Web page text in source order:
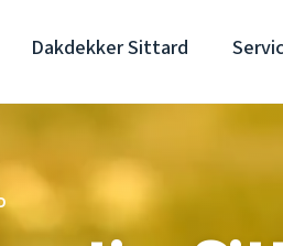
Dakdekker Sittard